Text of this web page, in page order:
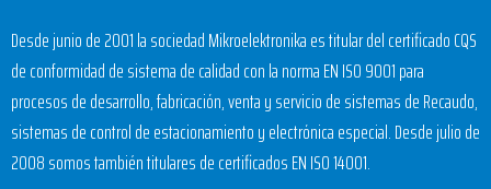
Desde junio de 2001 la sociedad Mikroelektronika es titular del certificado CQS
de conformidad de sistema de calidad con la norma EN ISO 9001 para
procesos de desarrollo, fabricación, venta y servicio de sistemas de Recaudo,
sistemas de control de estacionamiento y electrónica especial. Desde julio de
2008 somos también titulares de certificados EN ISO 14001.